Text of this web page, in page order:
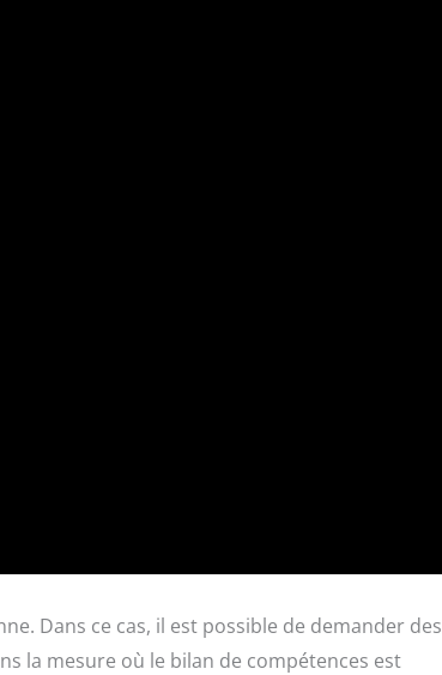
Dans ce cas, il est possible de demander des
la mesure où le bilan de compétences est